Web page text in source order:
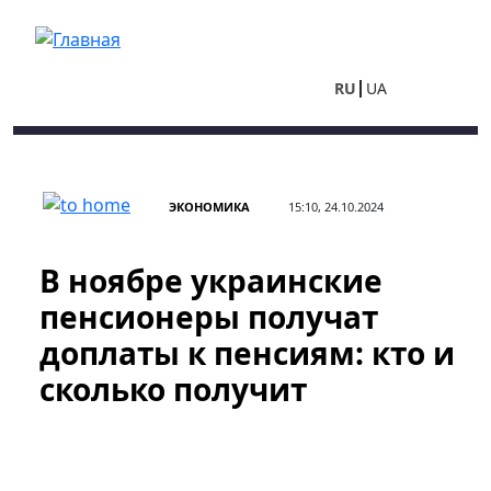
RU UA
ЭКОНОМИКА 15:10, 24.10.2024
В ноябре украинские
пенсионеры получат
доплаты к пенсиям: кто и
сколько получит